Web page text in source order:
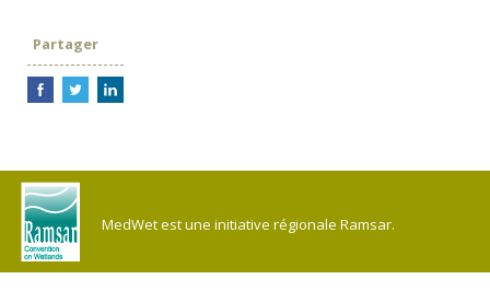
Partager
MedWet est une initiative régionale Ramsar.